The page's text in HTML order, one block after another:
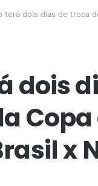
terá dois dias de troca
dois
Copa
x